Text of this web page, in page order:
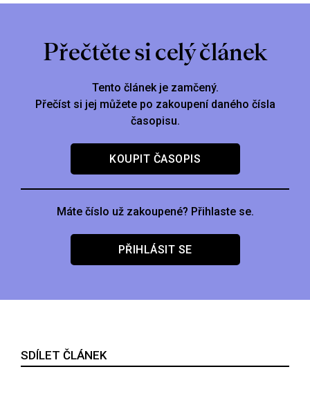
Přečtěte si celý článek
Tento článek je zamčený.
Přečíst si jej můžete po zakoupení daného čísla
časopisu.
KOUPIT ČASOPIS
Máte číslo už zakoupené? Přihlaste se.
PŘIHLÁSIT SE
SDÍLET ČLÁNEK